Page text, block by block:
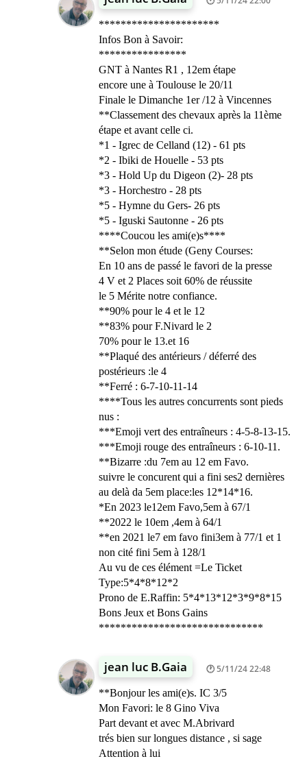
**********************
Infos Bon à Savoir:
****************
GNT à Nantes R1 , 12em étape
encore une à Toulouse le 20/11
Finale le Dimanche 1er /12 à Vincennes
**Classement des chevaux après la 11ème
étape et avant celle ci.
*1 - Igrec de Celland (12) - 61 pts
*2 - Ibiki de Houelle - 53 pts
*3 - Hold Up du Digeon (2)- 28 pts
*3 - Horchestro - 28 pts
*5 - Hymne du Gers- 26 pts
*5 - Iguski Sautonne - 26 pts
****Coucou les ami(e)s****
**Selon mon étude (Geny Courses:
En 10 ans de passé le favori de la presse
4 V et 2 Places soit 60% de réussite
le 5 Mérite notre confiance.
**90% pour le 4 et le 12
**83% pour F.Nivard le 2
70% pour le 13.et 16
**Plaqué des antérieurs / déferré des
postérieurs :le 4
**Ferré : 6-7-10-11-14
****Tous les autres concurrents sont pieds
nus :
***Emoji vert des entraîneurs : 4-5-8-13-15.
***Emoji rouge des entraîneurs : 6-10-11.
**Bizarre :du 7em au 12 em Favo.
suivre le concurent qui a fini ses2 dernières
au delà da 5em place:les 12*14*16.
*En 2023 le12em Favo,5em à 67/1
**2022 le 10em ,4em à 64/1
**en 2021 le7 em favo fini3em à 77/1 et 1
non cité fini 5em à 128/1
Au vu de ces élément =Le Ticket
Type:5*4*8*12*2
Prono de E.Raffin: 5*4*13*12*3*9*8*15
Bons Jeux et Bons Gains
******************************
jean luc B.Gaia 5/11/24 22:48
**Bonjour les ami(e)s. IC 3/5
Mon Favori: le 8 Gino Viva
Part devant et avec M.Abrivard
trés bien sur longues distance , si sage
Attention à lui